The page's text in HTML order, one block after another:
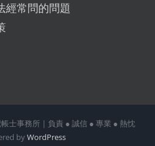
經常問的問題
士事務所 | 負責 ● 誠信 ● 專業 ● 熱忱
byWordPress